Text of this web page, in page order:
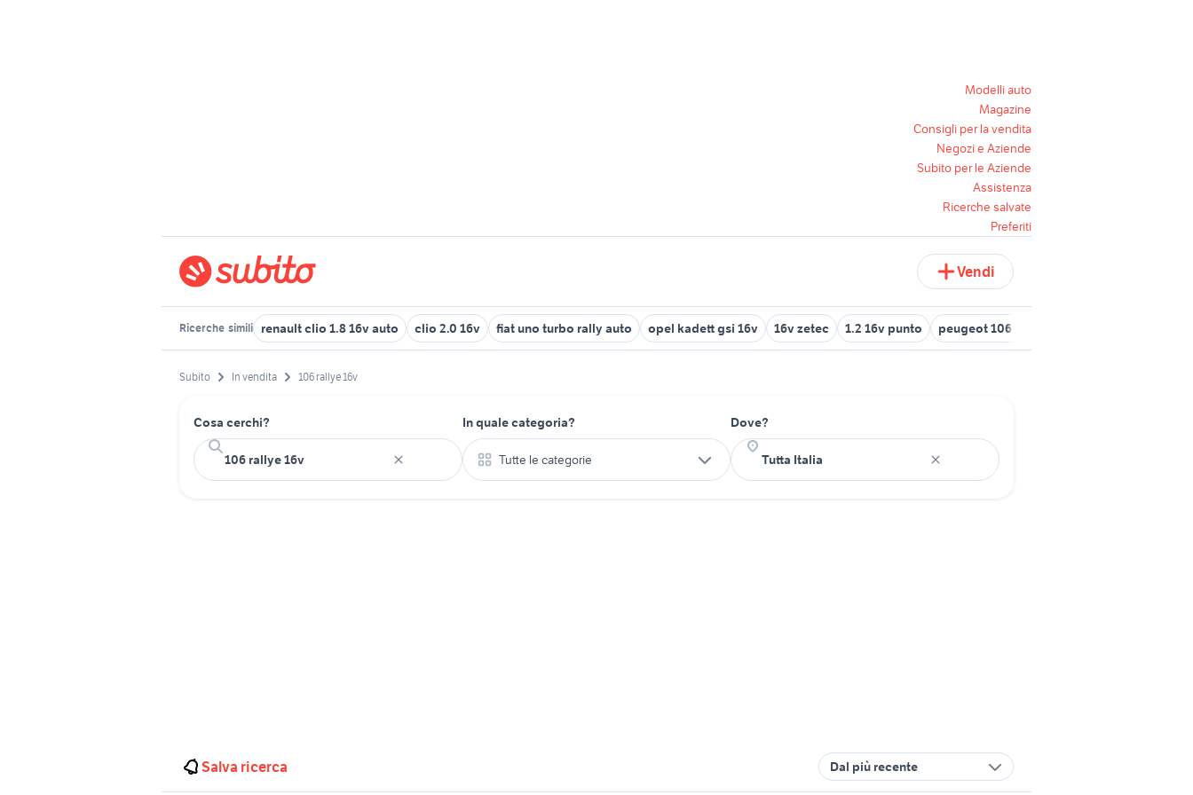
Modelli auto
Magazine
Consigli per la vendita
Negozi e Aziende
Subito per le Aziende
Assistenza
Ricerche salvate
Preferiti
Vendi
Ricerche simili renault clio 1.8 16v auto clio 2.0 16v fiat uno turbo rally auto opel kadett gsi 16v 16v zetec 1.2 16v punto peugeot 106 rally 1.6 16v
Subito In vendita 106 rallye 16v
Cosa cerchi? In quale categoria?
Tutte le categorie
Dove?
Salva ricerca Dal più recente